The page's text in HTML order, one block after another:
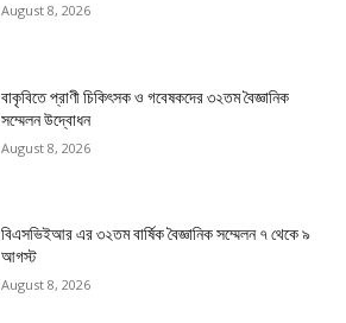
August 8, 2026
বাকৃবিতে প্রাণী চিকিৎসক ও গবেষকদের ৩২তম বৈজ্ঞানিক
সম্মেলন উদ্বোধন
August 8, 2026
বিএসভিইআর এর ৩২তম বার্ষিক বৈজ্ঞানিক সম্মেলন ৭ থেকে ৯
আগস্ট
August 8, 2026